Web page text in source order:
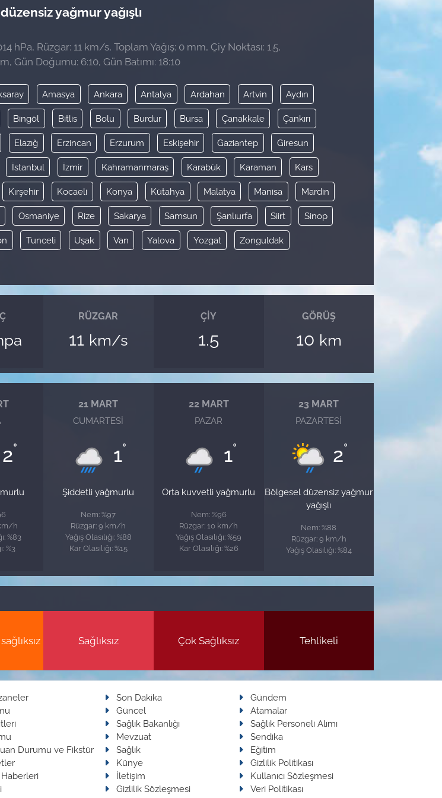
yağmur yağışlı
hPa, Rüzgar: 11 km/s, Toplam Yağış: 0 mm, Çiy Noktası: 1.5,
Gün Doğumu: 6:10, Gün Batımı: 18:10
Amasya Ankara Antalya Ardahan Artvin Aydın
Bingöl Bitlis Bolu Burdur Bursa Çanakkale Çankırı
Elazığ Erzincan Erzurum Eskişehir Gaziantep Giresun
İstanbul İzmir Kahramanmaraş Karabük Karaman Kars
Kırşehir Kocaeli Konya Kütahya Malatya Manisa Mardin
Osmaniye Rize Sakarya Samsun Şanlıurfa Siirt Sinop
Tunceli Uşak Van Yalova Yozgat Zonguldak
RÜZGAR
11 km/s
ÇIY
1.5
GÖRÜŞ
10 km
2°
h
%83
%3
21 MART
CUMARTESI
1°
Şiddetli yağmurlu
Nem: %97
Rüzgar: 9 km/h
Yağış Olasılığı: %88
Kar Olasılığı: %15
22 MART
PAZAR
1°
Orta kuvvetli yağmurlu
Nem: %96
Rüzgar: 10 km/h
Yağış Olasılığı: %59
Kar Olasılığı: %26
23 MART
PAZARTESI
2°
Bölgesel düzensiz yağmur
yağışlı
Nem: %88
Rüzgar: 9 km/h
Yağış Olasılığı: %84
Sağlıksız Çok Sağlıksız Tehlikeli
Durumu ve Fikstür
Son Dakika
Gündem
Güncel
Atamalar
Sağlık Bakanlığı
Sağlık Personeli Alımı
Mevzuat
Sendika
Sağlık
Eğitim
Künye
Gizlilik Politikası
İletişim
Kullanıcı Sözleşmesi
Gizlilik Sözleşmesi
Veri Politikası